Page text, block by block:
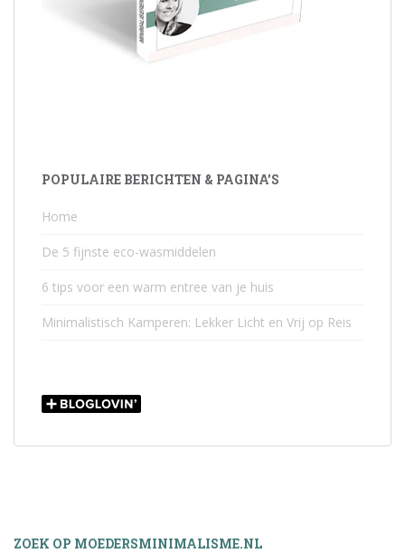
POPULAIRE BERICHTEN & PAGINA’S
Home
De 5 fijnste eco-wasmiddelen
6 tips voor een warm entree van je huis
Minimalistisch Kamperen: Lekker Licht en Vrij op Reis
ZOEK OP MOEDERSMINIMALISME.NL